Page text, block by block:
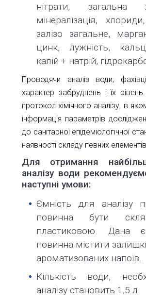
нітрати, загальна
мінералізація,
залізо загальне,
цинк, лужність,
калій + натрій,
Проводячи аналіз води,
характер забруднень і їх
протокол хімічного аналізу, в
інформація параметрів
до санітарної епідеміологічної
наявності складу певних елементів.
Для отримання
аналізу води
наступні умови:
Ємність для аналізу
повинна бути
пластиковою. Дана
повинна містити
ароматизованих напоїв.
Кількість води,
аналізу становить 1,5 л.